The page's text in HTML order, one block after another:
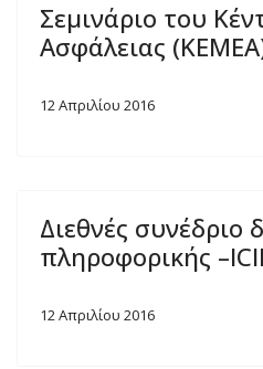
Σεμινάριο του
Ασφάλειας
12 Απριλίου 2016
Διεθνές συνέδριο
πληροφορικής
12 Απριλίου 2016